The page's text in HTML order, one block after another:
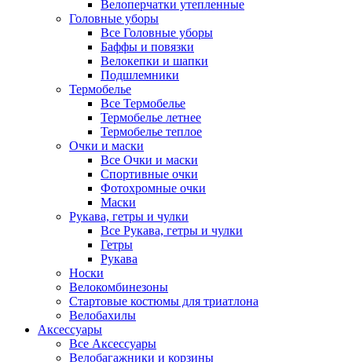
Велоперчатки утепленные
Головные уборы
Все Головные уборы
Баффы и повязки
Велокепки и шапки
Подшлемники
Термобелье
Все Термобелье
Термобелье летнее
Термобелье теплое
Очки и маски
Все Очки и маски
Спортивные очки
Фотохромные очки
Маски
Рукава, гетры и чулки
Все Рукава, гетры и чулки
Гетры
Рукава
Носки
Велокомбинезоны
Стартовые костюмы для триатлона
Велобахилы
Аксессуары
Все Аксессуары
Велобагажники и корзины